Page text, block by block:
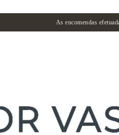
As encomendas